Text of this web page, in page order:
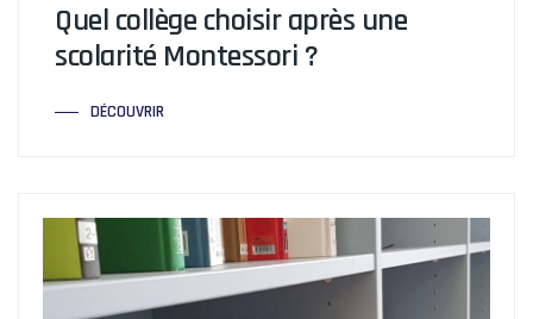
Quel collège choisir après une
scolarité Montessori ?
DÉCOUVRIR